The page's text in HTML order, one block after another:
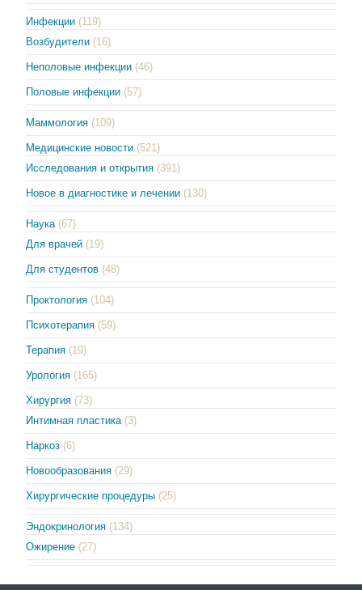
Инфекции (119)
Возбудители (16)
Неполовые инфекции (46)
Половые инфекции (57)
Маммология (109)
Медицинские новости (521)
Исследования и открытия (391)
Новое в диагностике и лечении (130)
Наука (67)
Для врачей (19)
Для студентов (48)
Проктология (104)
Психотерапия (59)
Терапия (19)
Урология (165)
Хирургия (73)
Интимная пластика (3)
Наркоз (6)
Новообразования (29)
Хирургические процедуры (25)
Эндокринология (134)
Ожирение (27)